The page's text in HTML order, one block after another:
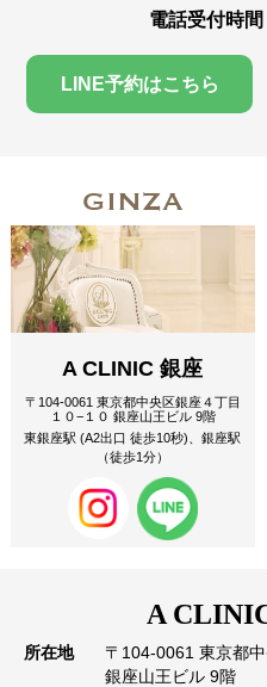
電話受付時
LINE予約はこちら
GINZA
A CLINIC 銀座
〒104-0061 東京都中央区銀座４丁目
１０−１０ 銀座山王ビル 9階
東銀座駅 (A2出口 徒歩10秒)、銀座駅
（徒歩1分）
A
所在地
〒104-0061 東京都
銀座山王ビル 9階